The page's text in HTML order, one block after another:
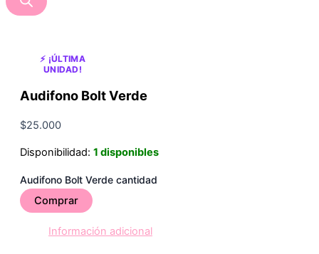
⚡ ¡ÚLTIMA
UNIDAD!
Audifono Bolt Verde
$25.000
Disponibilidad: 1 disponibles
Audifono Bolt Verde cantidad
Comprar
Información adicional